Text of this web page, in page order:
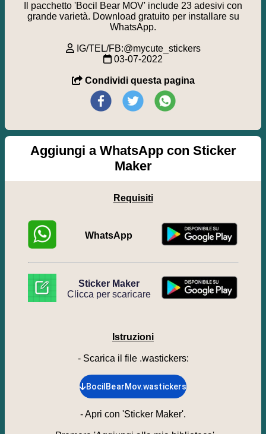
Il pacchetto 'Bocil Bear MOV' include 23 adesivi con
grande varietà. Download gratuito per installare su
WhatsApp.
IG/TEL/FB:@mycute_stickers
03-07-2022
Condividi questa pagina
Aggiungi a WhatsApp con Sticker
Maker
Requisiti
WhatsApp
Sticker Maker
Clicca per scaricare
Istruzioni
- Scarica il file .wastickers:
BocilBearMov.wastickers
-Apri con 'Sticker Maker'.